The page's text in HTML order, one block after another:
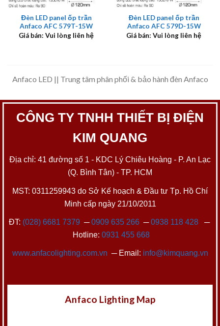
Đèn LED panel ốp trần
Anfaco AFC 579T-15W
Giá bán: Vui lòng liên hệ
Đèn LED panel ốp trần
Anfaco AFC 579D-15W
Giá bán: Vui lòng liên hệ
Anfaco LED || Trung tâm phân phối & bảo hành đèn Anfaco
CÔNG TY TNHH THIẾT BỊ ĐIỆN
KIM QUANG
Địa chỉ: 41 đường số 1 - KDC Lý Chiêu Hoàng - P. An Lạc
(Q. Bình Tân) - TP. HCM
MST: 0311259943 do Sở Kế hoạch & Đầu tư Tp. Hồ Chí
Minh cấp ngày 21/10/2011
ĐT: (028) 6681 7379 ─0909 635 266─0938 118 428─
Hotline: 0931 455 668
www.anfacolighting.com.vn ─ Email: info@kimquang.vn
Anfaco Lighting Map